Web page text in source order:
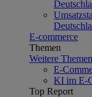
E-commerce
Themen
Weitere Themen
E-
KI im E-
Top Report